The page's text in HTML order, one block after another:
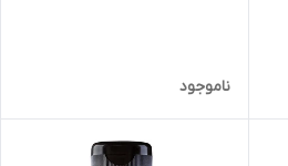
ناموجود